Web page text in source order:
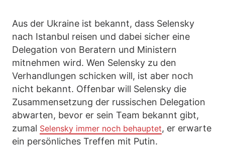
Aus der Ukraine ist bekannt, dass Selensky
nach Istanbul reisen und dabei sicher eine
Delegation von Beratern und Ministern
mitnehmen wird. Wen Selensky zu den
Verhandlungen schicken will, ist aber noch
nicht bekannt. Offenbar will Selensky die
Zusammensetzung der russischen Delegation
abwarten, bevor er sein Team bekannt gibt,
zumal Selensky immer noch behauptet, er erwarte
ein persönliches Treffen mit Putin.